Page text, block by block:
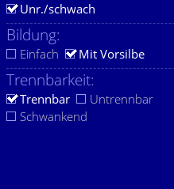
Unr./schwach
Bildung:
Einfach Mit Vorsilbe
Trennbarkeit:
Trennbar
Untrennbar
Schwankend